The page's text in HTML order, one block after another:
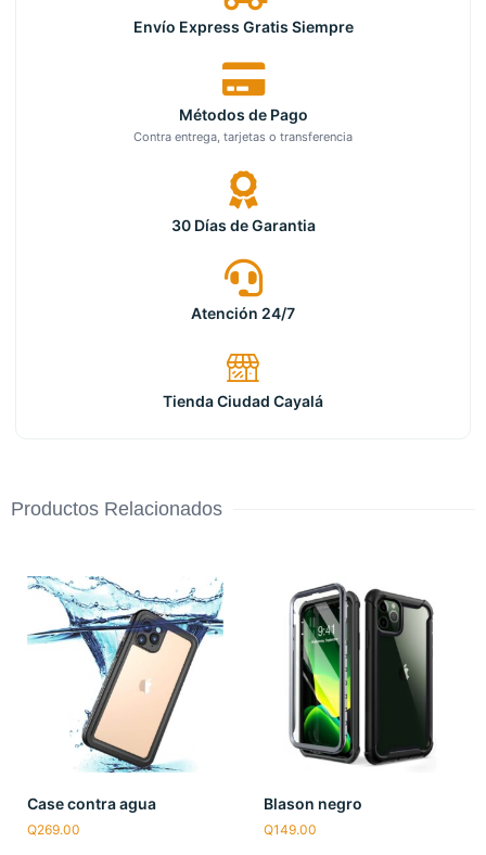
Envío Express Gratis Siempre
Métodos de Pago
Contra entrega, tarjetas o transferencia
30 Días de Garantia
Atención 24/7
Tienda Ciudad Cayalá
Productos Relacionados
Case contra agua
Q269.00
Blason negro
Q149.00